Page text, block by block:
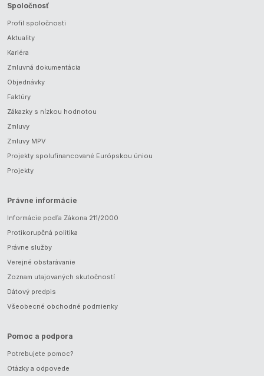
Spoločnosť
Profil spoločnosti
Aktuality
Kariéra
Zmluvná dokumentácia
Objednávky
Faktúry
Zákazky s nízkou hodnotou
Zmluvy
Zmluvy MPV
Projekty spolufinancované Európskou úniou
Projekty
Právne informácie
Informácie podľa Zákona 211/2000
Protikorupčná politika
Právne služby
Verejné obstarávanie
Zoznam utajovaných skutočností
Dátový predpis
Všeobecné obchodné podmienky
Pomoc a podpora
Potrebujete pomoc?
Otázky a odpovede